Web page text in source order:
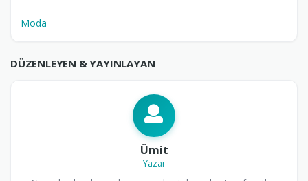
Moda
DÜZENLEYEN & YAYINLAYAN
Ümit
Yazar